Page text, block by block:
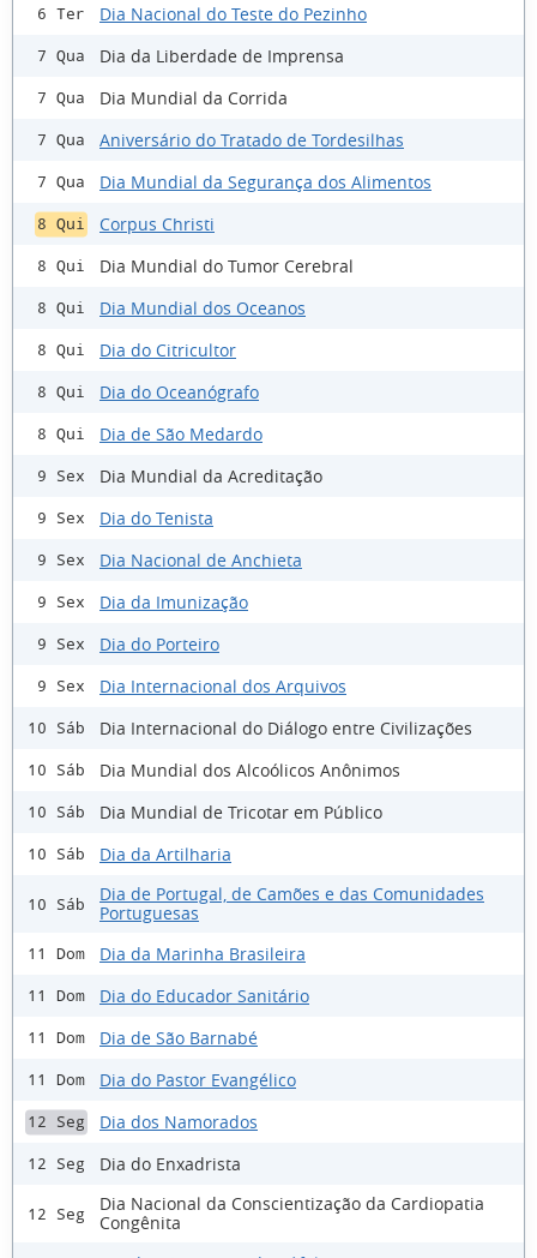
6 Ter Dia Nacional do Teste do Pezinho
7 Qua Dia da Liberdade de Imprensa
7 Qua Dia Mundial da Corrida
7 Qua Aniversário do Tratado de Tordesilhas
7 Qua Dia Mundial da Segurança dos Alimentos
8 Qui Corpus Christi
8 Qui Dia Mundial do Tumor Cerebral
8 Qui Dia Mundial dos Oceanos
8 Qui Dia do Citricultor
8 Qui Dia do Oceanógrafo
8 Qui Dia de São Medardo
9 Sex Dia Mundial da Acreditação
9 Sex Dia do Tenista
9 Sex Dia Nacional de Anchieta
9 Sex Dia da Imunização
9 Sex Dia do Porteiro
9 Sex Dia Internacional dos Arquivos
10 Sáb Dia Internacional do Diálogo entre Civilizações
10 Sáb Dia Mundial dos Alcoólicos Anônimos
10 Sáb Dia Mundial de Tricotar em Público
10 Sáb Dia da Artilharia
10 Sáb
Dia de Portugal, de Camões e das Comunidades
Portuguesas
11 Dom Dia da Marinha Brasileira
11 Dom Dia do Educador Sanitário
11 Dom Dia de São Barnabé
11 Dom Dia do Pastor Evangélico
12 Seg Dia dos Namorados
12 Seg Dia do Enxadrista
12 Seg
Dia Nacional da Conscientização da Cardiopatia
Congênita